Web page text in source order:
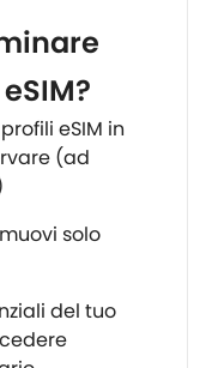
eSIM in
(ad
solo
del tuo